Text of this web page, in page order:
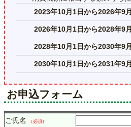
2023年10月1日から2026年9
2026年10月1日から2028年9
2028年10月1日から2030年9
2030年10月1日から2031年9
お申込フォーム
ご氏名 （必須）